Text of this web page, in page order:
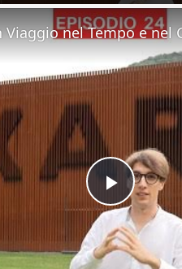
Play
Video
Viaggio nel Tempo e nel